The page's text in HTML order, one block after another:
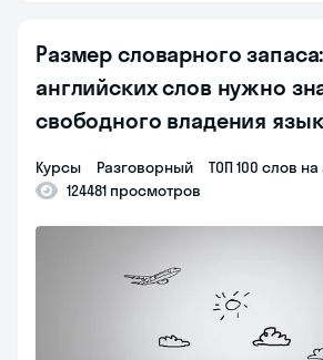
Размер словарного
английских слов нужно
свободного владения
курсы разговорный
ТОП 100 слов
124481 просмотров